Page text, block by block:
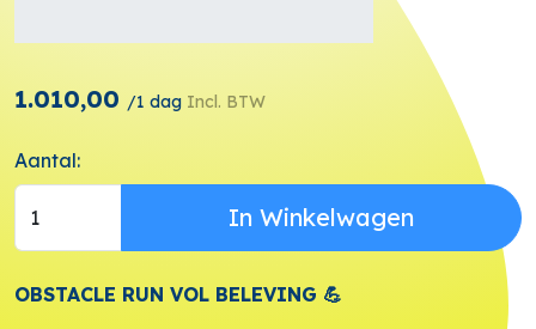
1.010,00 /1 dag Incl. BTW
Aantal:
In Winkelwagen
OBSTACLE RUN VOL BELEVING 💪